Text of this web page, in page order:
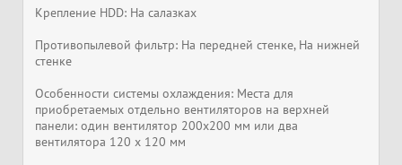
Крепление HDD: На салазках
Противопылевой фильтр: На передней стенке, На нижней
стенке
Особенности системы охлаждения: Места для
приобретаемых отдельно вентиляторов на верхней
панели: один вентилятор 200х200 мм или два
вентилятора 120 х 120 мм